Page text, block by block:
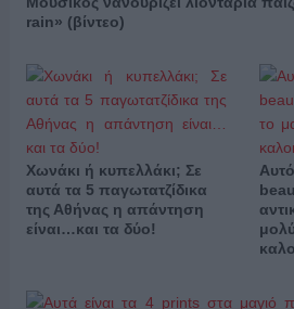
rain» (βίντεο)
Χωνάκι ή κυπελλάκι; Σε
αυτά τα 5 παγωτατζίδικα
της Αθήνας η απάντηση
είναι…και τα δύο!